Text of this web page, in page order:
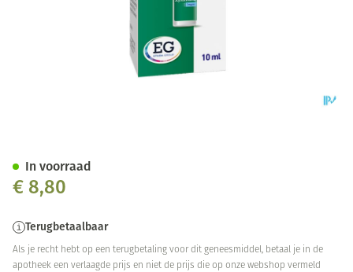
€ 8,80
Terugbetaalbaar
Als je recht hebt op een terugbetaling voor dit geneesmiddel, betaal je in de
apotheek een verlaagde prijs en niet de prijs die op onze webshop vermeld
In voorraad